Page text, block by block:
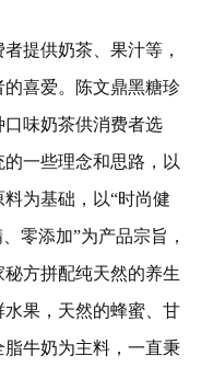
提供奶茶、果汁等，
喜爱。陈文鼎黑糖珍
味奶茶供消费者选
一些理念和思路，以
为基础，以“时尚健
零添加”为产品宗旨，
方拼配纯天然的养生
果，天然的蜂蜜、甘
牛奶为主料，一直秉